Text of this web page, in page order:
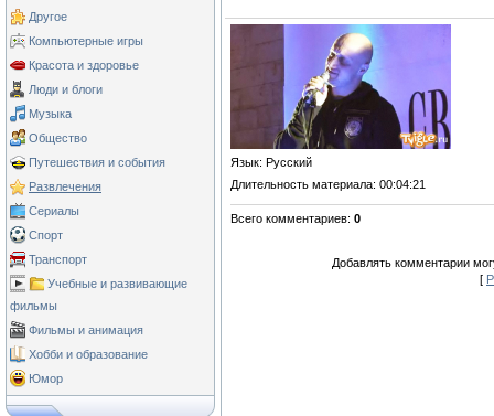
Другое
Компьютерные игры
Красота и здоровье
Люди и блоги
Музыка
Общество
Путешествия и события
Развлечения
Сериалы
Спорт
Транспорт
Учебные и развивающие
фильмы
Фильмы и анимация
Хобби и образование
Юмор
Язык: Русский
Длительность материала: 00:04:21
Всего комментариев: 0
Добавлять комментарии
[